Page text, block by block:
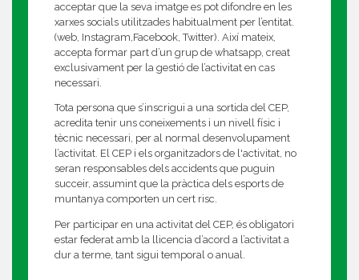
acceptar que la seva imatge es pot difondre en les
xarxes socials utilitzades habitualment per l’entitat.
(web, Instagram,Facebook, Twitter). Així mateix,
accepta formar part d’un grup de whatsapp, creat
exclusivament per la gestió de l’activitat en cas
necessari.
Tota persona que s’inscrigui a una sortida del CEP,
acredita tenir uns coneixements i un nivell físic i
tècnic necessari, per al normal desenvolupament
l’activitat. El CEP i els organitzadors de l'activitat, no
seran responsables dels accidents que puguin
succeir, assumint que la pràctica dels esports de
muntanya comporten un cert risc.
Per participar en una activitat del CEP, és obligatori
estar federat amb la llicencia d’acord a l’activitat a
dur a terme, tant sigui temporal o anual.